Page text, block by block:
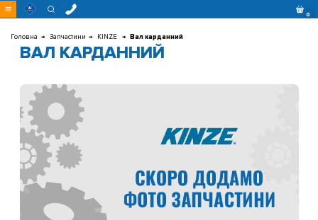
Перейти
до 0
Головна Запчастини KINZE Вал карданний
ВАЛ КАРДАННИЙ